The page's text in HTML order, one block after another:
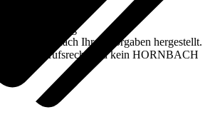
Klettbefestigung
wird nach Ihren Vorgaben hergestellt.
kein Widerrufsrecht und kein HORNBACH